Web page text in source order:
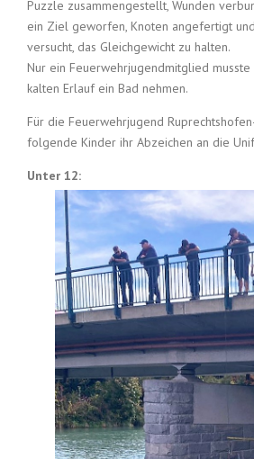
Puzzle zusammengestellt, Wunden
ein Ziel geworfen, Knoten angefertigt
versucht, das Gleichgewicht zu halten.
Nur ein Feuerwehrjugendmitglied
kalten Erlauf ein Bad nehmen.
Für die Feuerwehrjugend
folgende Kinder ihr Abzeichen an die
Unter 12: